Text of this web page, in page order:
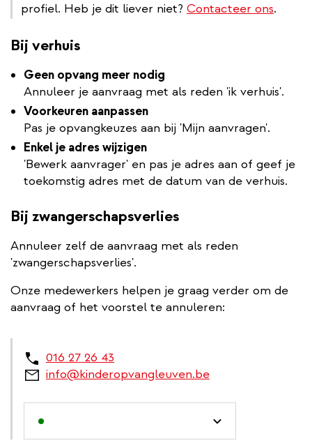
profiel. Heb je dit liever niet? Contacteer ons.
Bij verhuis
Geen opvang meer nodig
Annuleer je aanvraag met als reden 'ik verhuis'.
Voorkeuren aanpassen
Pas je opvangkeuzes aan bij 'Mijn aanvragen'.
Enkel je adres wijzigen
'Bewerk aanvrager' en pas je adres aan of geef je
toekomstig adres met de datum van de verhuis.
Bij zwangerschapsverlies
Annuleer zelf de aanvraag met als reden
'zwangerschapsverlies'.
Onze medewerkers helpen je graag verder om de
aanvraag of het voorstel te annuleren:
016 27 26 43
info@kinderopvangleuven.be